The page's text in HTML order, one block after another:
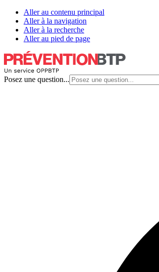
Aller au contenu principal
Aller à la navigation
Aller à la recherche
Aller au pied de page
Posez une question...